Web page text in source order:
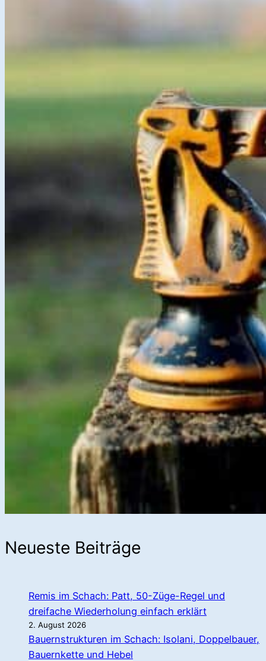
Neueste Beiträge
Remis im Schach: Patt, 50-Züge-Regel und
dreifache Wiederholung einfach erklärt
2. August 2026
Bauernstrukturen im Schach: Isolani, Doppelbauer,
Bauernkette und Hebel